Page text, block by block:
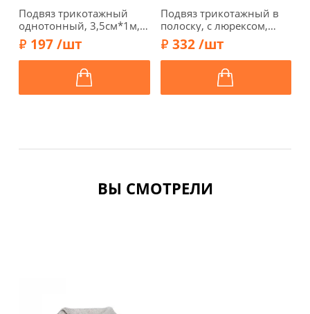
Подвяз трикотажный
однотонный, 3,5см*1м,
арт. 3AR557-1, белый
197 /шт
Подвяз трикотажный в
полоску, с люрексом,
6см*1м, арт. 3AR2874-1,
белый/золото
332 /шт
ВЫ СМОТРЕЛИ